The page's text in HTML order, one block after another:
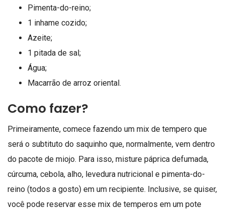
Pimenta-do-reino;
1 inhame cozido;
Azeite;
1 pitada de sal;
Água;
Macarrão de arroz oriental.
Como fazer?
Primeiramente, comece fazendo um mix de tempero que
será o subtituto do saquinho que, normalmente, vem dentro
do pacote de miojo. Para isso, misture páprica defumada,
cúrcuma, cebola, alho, levedura nutricional e pimenta-do-
reino (todos a gosto) em um recipiente. Inclusive, se quiser,
você pode reservar esse mix de temperos em um pote